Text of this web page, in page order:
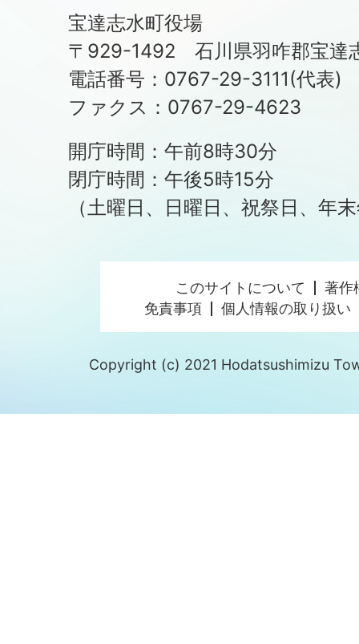
宝達志水町役場
〒929-1492 石川県羽咋郡宝達
電話番号：0767-29-3111(代表)
ファクス：0767-29-4623
開庁時間：午前8時30分
閉庁時間：午後5時15分
（土曜日、日曜日、祝祭日、年
このサイトについて
著作
免責事項
個人情報の取り扱い
Copyright (c) 2021 Hodatsushimizu